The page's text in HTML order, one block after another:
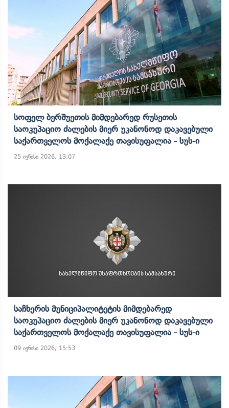
Სოფელ Ბერშუეთის Მიმდებარედ Რუსეთის
Საოკუპაციო Ძალების Მიერ Უკანონოდ Დაკავებული
Საქართველოს Მოქალაქე Თავისუფალია - Სუს-Ი
25 ივნისი 2026, 13:07
Საჩხერის Მუნიციპალიტეტის Მიმდებარედ
Საოკუპაციო Ძალების Მიერ Უკანონოდ Დაკავებული
Საქართველოს Მოქალაქე Თავისუფალია - Სუს-Ი
09 ივნისი 2026, 15:53